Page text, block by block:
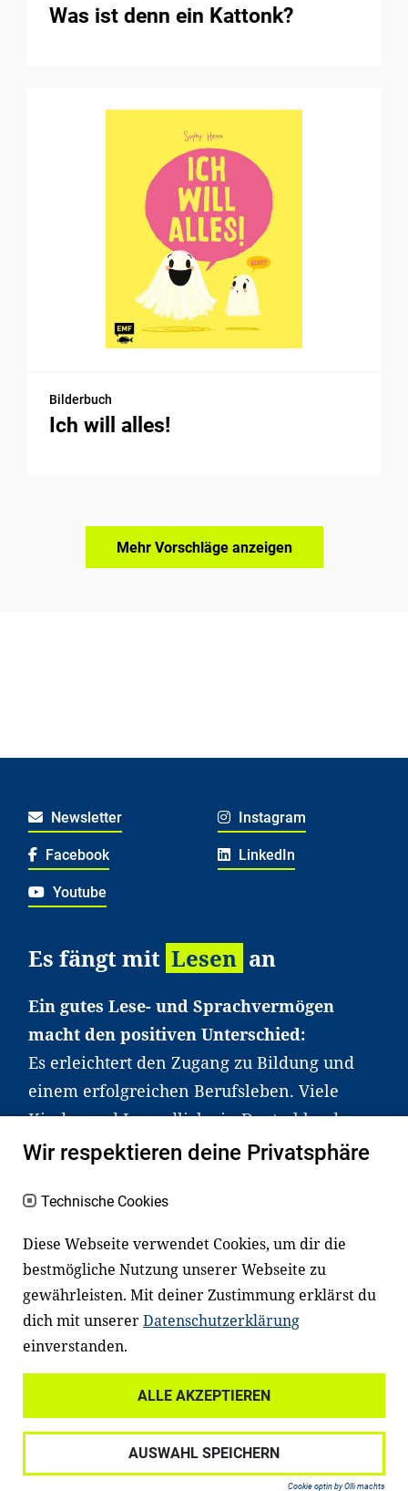
Was ist denn ein Kattonk?
Bilderbuch
Ich will alles!
Mehr Vorschläge anzeigen
Newsletter Instagram
Facebook LinkedIn
Youtube
Es fängt mit Lesen an
Ein gutes Lese- und Sprachvermögen
macht den positiven Unterschied:
Es erleichtert den Zugang zu Bildung und
einem erfolgreichen Berufsleben. Viele
Kinder und Jugendliche in Deutschland
haben aber große Schwierigkeiten dabei.
an Familien sowie an Erzieher*innen,
Lehrer*innen und andere
Fachexpert*innen. Dafür arbeiten wir eng
mit Ministerien, wissenschaftlichen
Einrichtungen, Verbänden, Unternehmen
und anderen Stiftungen zusammen.
Datenschutz
Haftungsausschluss
Impressum
Wir respektieren deine Privatsphäre
Technische Cookies
Diese Webseite verwendet Cookies, um dir die
bestmögliche Nutzung unserer Webseite zu
gewährleisten. Mit deiner Zustimmung erklärst du
dich mit unsererDatenschutzerklärung
einverstanden.
ALLE AKZEPTIEREN
AUSWAHL SPEICHERN
Cookie optin by Olli machts